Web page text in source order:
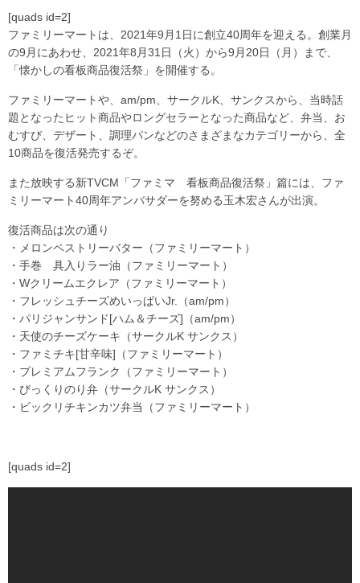
[quads id=2]
ファミリーマートは、2021年9月1日に創立40周年を迎える。創業月
の9月にあわせ、2021年8月31日（火）から9月20日（月）まで、
「懐かしの看板商品復活祭」を開催する。
ファミリーマートや、am/pm、サークルK、サンクスから、当時話
題となったヒット商品やロングセラーとなった商品など、弁当、お
むすび、デザート、調理パンなどのさまざまなカテゴリーから、全
10商品を復活発売するぞ。
また放映する新TVCM「ファミマ 看板商品復活祭」篇には、ファ
ミリーマート40周年アンバサダーを努める玉木宏さんが出演。
復活商品は次の通り
・メロンペストリーバター（ファミリーマート）
・手巻 具入りラー油（ファミリーマート）
・Wクリームエクレア（ファミリーマート）
・フレッシュチーズめいっぱいJr.（am/pm）
・パリジャンサンド[ハム＆チーズ]（am/pm）
・天使のチーズケーキ（サークルK サンクス）
・ファミチキ[甘辛味]（ファミリーマート）
・プレミアムフランク（ファミリーマート）
・びっくりのり弁（サークルK サンクス）
・ビックリチキンカツ弁当（ファミリーマート）
[quads id=2]